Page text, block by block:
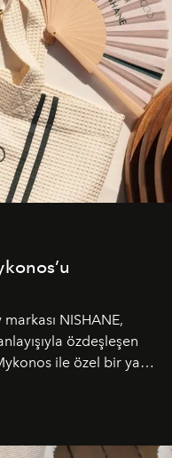
NISHANE,
özdeşleşen
ile özel bir yaz
varlığını